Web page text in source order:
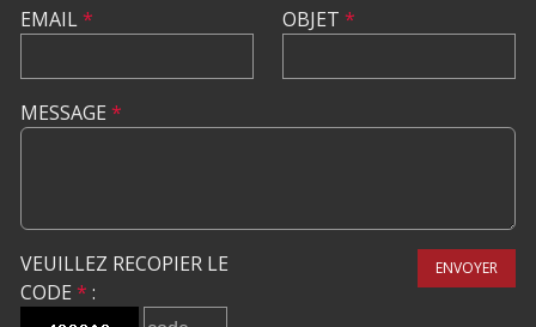
EMAIL* OBJET *
MESSAGE *
VEUILLEZ RECOPIER LE
CODE * :
ENVOYER